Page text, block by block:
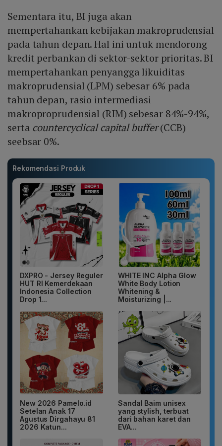
Sementara itu, BI juga akan
mempertahankan kebijakan makroprudensial
pada tahun depan. Hal ini untuk mendorong
kredit perbankan di sektor-sektor prioritas. BI
mempertahankan penyangga likuiditas
makroprudensial (LPM) sebesar 6% pada
tahun depan, rasio intermediasi
makroproprudensial (RIM) sebesar 84%-94%,
serta countercyclical capital buffer(CCB)
seebsar 0%.
Rekomendasi Produk
DXPRO - Jersey Reguler
HUT RI Kemerdekaan
Indonesia Collection
Drop 1...
WHITE INC Alpha Glow
White Body Lotion
Whitening &
Moisturizing |...
New 2026 Pamelo.id
Setelan Anak 17
Agustus Dirgahayu 81
2026 Katun...
Sandal Baim unisex
yang stylish, terbuat
dari bahan karet dan
EVA...